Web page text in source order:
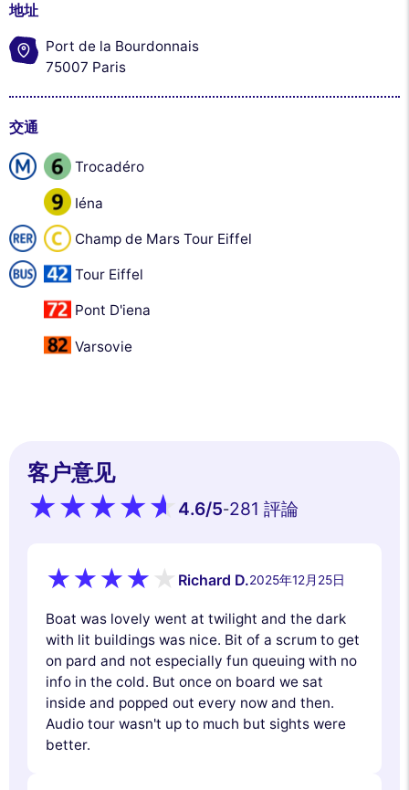
地址
Port de la Bourdonnais
75007 Paris
交通
Trocadéro
Iéna
Champ de Mars Tour Eiffel
Tour Eiffel
Pont D'iena
Varsovie
客户意见
4.6/5-281 評論
Richard D.2025年12月25日
Boat was lovely went at twilight and the dark
with lit buildings was nice. Bit of a scrum to get
on pard and not especially fun queuing with no
info in the cold. But once on board we sat
inside and popped out every now and then.
Audio tour wasn't up to much but sights were
better.